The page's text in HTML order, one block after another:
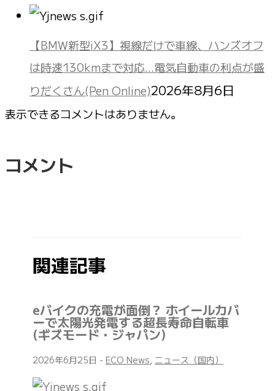
【BMW新型iX3】視線だけで車線、ハンズオフ
は時速130kmまで対応…電気自動車の利点が盛
りだくさん(Pen Online)2026年8月6日
表示できるコメントはありません。
コメント
関連記事
eバイクの充電が面倒？ ホイールカバ
ーで太陽光発電する超長寿命自転車
(ギズモード・ジャパン)
2026年6月25日 - ECO News, ニュース（国内）